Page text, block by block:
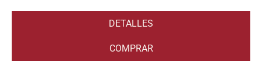
DETALLES
COMPRAR